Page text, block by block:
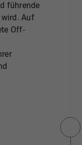
führende
Auf
Off-